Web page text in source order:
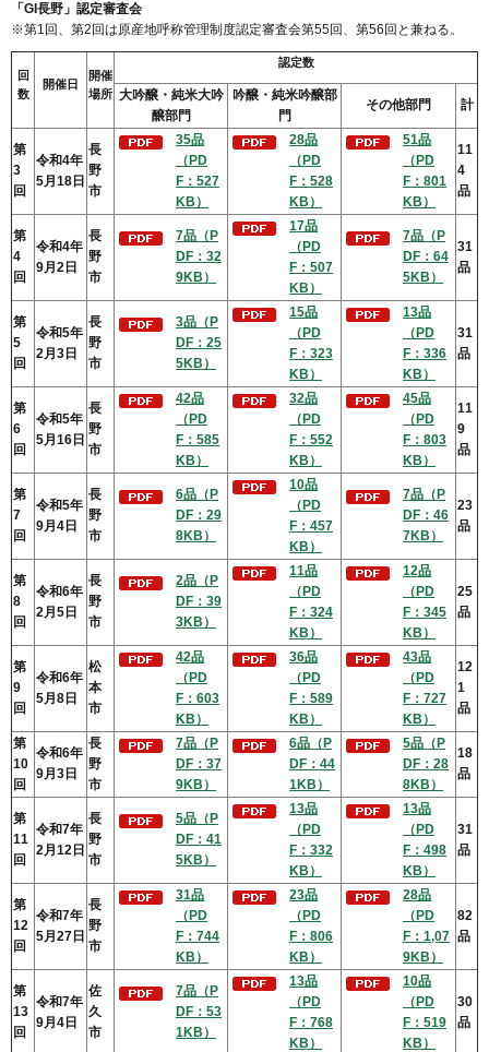
「GI長野」認定審査会
※第1回、第2回は原産地呼称管理制度認定審査会第55回、第56回と兼ねる。
回
数
開催日
開催
場所
認定数
大吟醸・純米大吟
醸部門
吟醸・純米吟醸部
門
その他部門 計
第
3
回
令和4年
5月18日
長
野
市
35品
（PD
F：527
KB）
28品
（PD
F：528
KB）
51品
（PD
F：801
KB）
11
4
品
第
4
回
令和4年
9月2日
長
野
市
7品（P
DF：32
9KB）
17品
（PD
F：507
KB）
7品（P
DF：64
5KB）
31
品
第
5
回
令和5年
2月3日
長
野
市
3品（P
DF：25
5KB）
15品
（PD
F：323
KB）
13品
（PD
F：336
KB）
31
品
第
6
回
令和5年
5月16日
長
野
市
42品
（PD
F：585
KB）
32品
（PD
F：552
KB）
45品
（PD
F：803
KB）
11
9
品
第
7
回
令和5年
9月4日
長
野
市
6品（P
DF：29
8KB）
10品
（PD
F：457
KB）
7品（P
DF：46
7KB）
23
品
第
8
回
令和6年
2月5日
長
野
市
2品（P
DF：39
3KB）
11品
（PD
F：324
KB）
12品
（PD
F：345
KB）
25
品
第
9
回
令和6年
5月8日
松
本
市
42品
（PD
F：603
KB）
36品
（PD
F：589
KB）
43品
（PD
F：727
KB）
12
1
品
第
10
回
令和6年
9月3日
長
野
市
7品（P
DF：37
9KB）
6品（P
DF：44
1KB）
5品（P
DF：28
8KB）
18
品
第
11
回
令和7年
2月12日
長
野
市
5品（P
DF：41
5KB）
13品
（PD
F：332
KB）
13品
（PD
F：498
KB）
31
品
第
12
回
令和7年
5月27日
長
野
市
31品
（PD
F：744
KB）
23品
（PD
F：806
KB）
28品
（PD
F：1,07
9KB）
82
品
第
13
回
令和7年
9月4日
佐
久
市
7品（P
DF：53
1KB）
13品
（PD
F：768
KB）
10品
（PD
F：519
KB）
30
品